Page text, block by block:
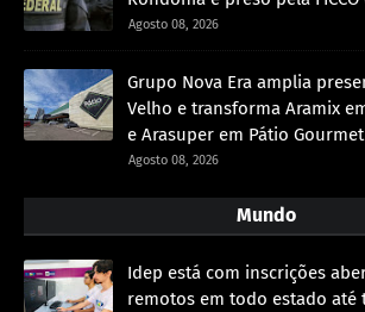
Agosto 08, 2026
Grupo Nova Era amplia
Velho e transforma Aramix
e Arasuper em Pátio Gourmet
Agosto 08, 2026
Mundo
Idep está com inscrições
remotos em todo estado até